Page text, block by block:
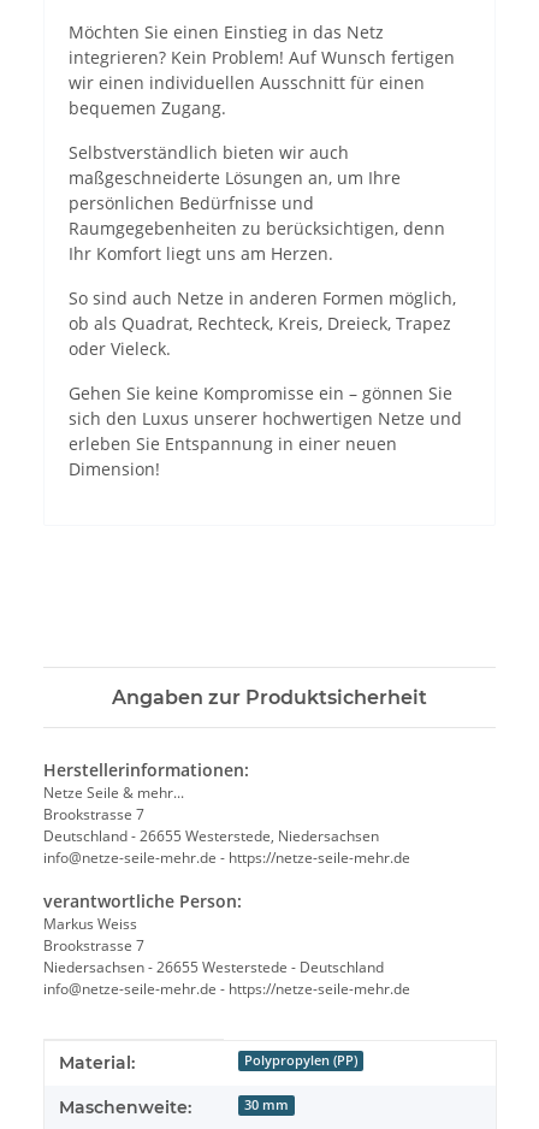
Möchten Sie einen Einstieg in das Netz
integrieren? Kein Problem! Auf Wunsch fertigen
wir einen individuellen Ausschnitt für einen
bequemen Zugang.
Selbstverständlich bieten wir auch
maßgeschneiderte Lösungen an, um Ihre
persönlichen Bedürfnisse und
Raumgegebenheiten zu berücksichtigen, denn
Ihr Komfort liegt uns am Herzen.
So sind auch Netze in anderen Formen möglich,
ob als Quadrat, Rechteck, Kreis, Dreieck, Trapez
oder Vieleck.
Gehen Sie keine Kompromisse ein – gönnen Sie
sich den Luxus unserer hochwertigen Netze und
erleben Sie Entspannung in einer neuen
Dimension!
Angaben zur Produktsicherheit
Herstellerinformationen:
Netze Seile & mehr...
Brookstrasse 7
Deutschland - 26655 Westerstede, Niedersachsen
info@netze-seile-mehr.de - https://netze-seile-mehr.de
verantwortliche Person:
Markus Weiss
Brookstrasse 7
Niedersachsen - 26655 Westerstede - Deutschland
info@netze-seile-mehr.de - https://netze-seile-mehr.de
Produkteigenschaft
Wert
Material: Polypropylen (PP)
Maschenweite: 30 mm